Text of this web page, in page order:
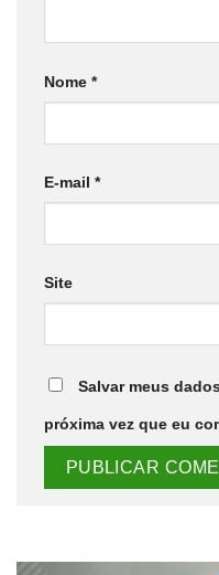
Nome *
E-mail *
Site
Salvar meus
próxima vez que eu